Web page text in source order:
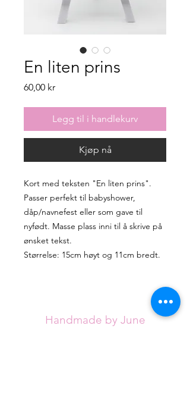
En liten prins
60,00 krPris
Legg til i handlekurv
Kjøp nå
Kort med teksten "En liten prins".
Passer perfekt til babyshower,
dåp/navnefest eller som gave til
nyfødt. Masse plass inni til å skrive på
ønsket tekst.
Størrelse: 15cm høyt og 11cm bredt.
Handmade by June